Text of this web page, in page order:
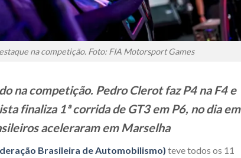
na competição. Foto: FIA Motorsport Games
na competição. Pedro Clerot faz P4 na F4 e
finaliza 1ª corrida de GT3 em P6, no dia em
aceleraram em Marselha
Brasileira de Automobilismo) teve todos os 11